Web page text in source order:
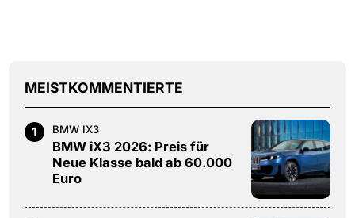
MEISTKOMMENTIERTE
1 BMW IX3
BMW iX3 2026: Preis für
Neue Klasse bald ab 60.000
Euro